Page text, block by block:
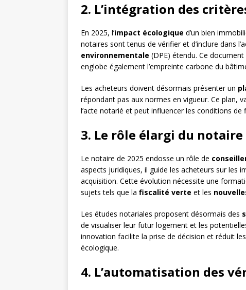
2. L’intégration des
En 2025, l’impact écologique d’un bien
notaires sont tenus de vérifier et d’inclure dans
environnementale (DPE) étendu. Ce
englobe également l’empreinte carbone du
Les acheteurs doivent désormais présenter un
répondant pas aux normes en vigueur. Ce plan,
l’acte notarié et peut influencer les conditions de
3. Le rôle élargi du
Le notaire de 2025 endosse un rôle de
aspects juridiques, il guide les acheteurs sur les
acquisition. Cette évolution nécessite une
sujets tels que la fiscalité verte et les
Les études notariales proposent désormais des
de visualiser leur futur logement et les
innovation facilite la prise de décision et réduit
écologique.
4. L’automatisation des